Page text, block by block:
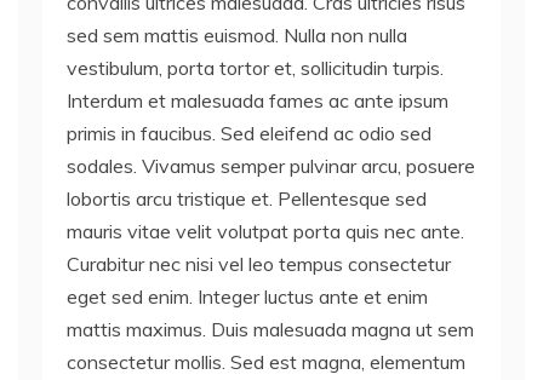
sed sem mattis euismod. Nulla non nulla
vestibulum, porta tortor et, sollicitudin turpis.
Interdum et malesuada fames ac ante ipsum
primis in faucibus. Sed eleifend ac odio sed
sodales. Vivamus semper pulvinar arcu, posuere
lobortis arcu tristique et. Pellentesque sed
mauris vitae velit volutpat porta quis nec ante.
Curabitur nec nisi vel leo tempus consectetur
eget sed enim. Integer luctus ante et enim
mattis maximus. Duis malesuada magna ut sem
consectetur mollis. Sed est magna, elementum